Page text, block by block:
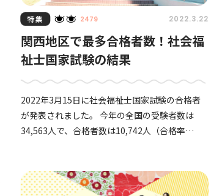
特集 2479 2022.3.22
関西地区で最多合格者数！社会福
祉士国家試験の結果
2022年3月15日に社会福祉士国家試験の合格者
が発表されました。 今年の全国の受験者数は
34,563人で、合格者数は10,742人（合格率